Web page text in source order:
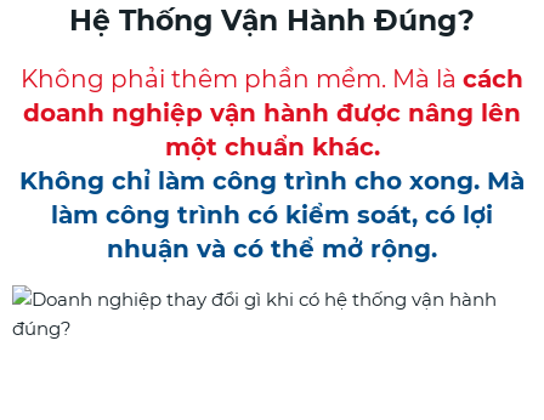
Hệ Thống Vận Hành Đúng?
Không phải thêm phần mềm. Mà là cách
doanh nghiệp vận hành được nâng lên
một chuẩn khác.
Không chỉ làm công trình cho xong. Mà
làm công trình có kiểm soát, có lợi
nhuận và có thể mở rộng.